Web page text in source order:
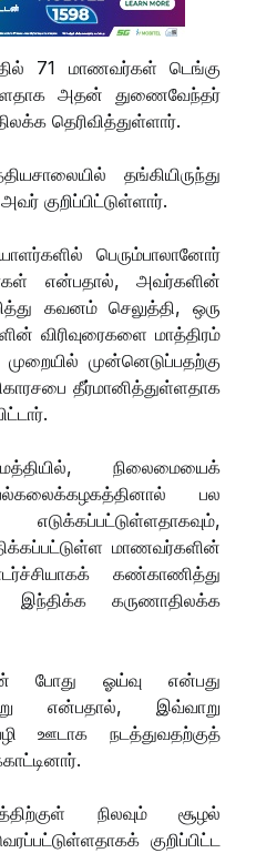
71 மாணவர்கள் டெங்கு
அதன் துணைவேந்தர்
தெரிவித்துள்ளார்.
தங்கியிருந்து
குறிப்பிட்டுள்ளார்.
பெரும்பாலானோர்
என்பதால், அவர்களின்
கவனம் செலுத்தி, ஒரு
விரிவுரைகளை மாத்திரம்
முன்னெடுப்பதற்கு
தீர்மானித்துள்ளதாக
நிலைமையைக்
பல
மாணவர்களின்
கண்காணித்து
இந்திக்க கருணாதிலக்க
போது ஓய்வு என்பது
என்பதால், இவ்வாறு
ஊடாக நடத்துவதற்குத்
நிலவும் சூழல்
குறிப்பிட்ட